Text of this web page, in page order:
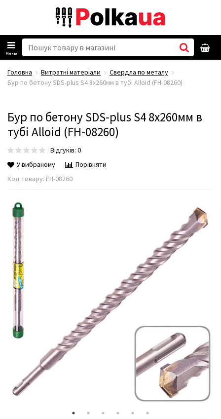
Меню
Головна Витратні матеріали
Свердла по металу
Бур по бетону SDS-plus S4 8x260мм в тубі Alloid (FH-08260)
Бур по бетону SDS-plus S4 8x260мм в
тубі Alloid (FH-08260)
Відгуків: 0
У вибраному
Порівняти
Код товару: FH-08260